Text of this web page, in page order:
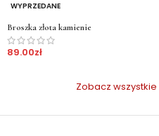
WYPRZEDANE
Broszka złota kamienie
89.00zł
Zobacz